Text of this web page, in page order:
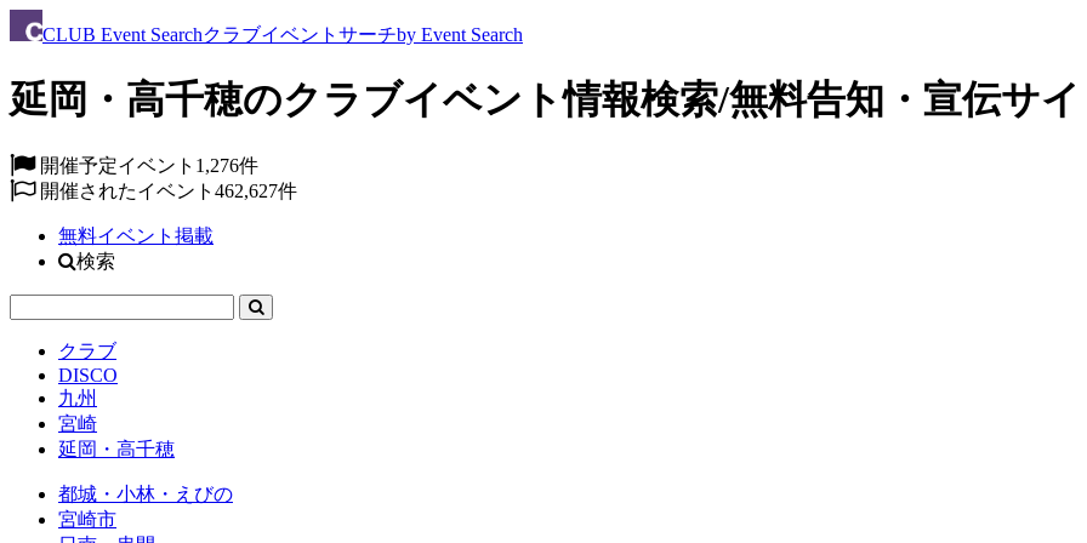
CLUB Event Searchクラブイベントサーチby Event Search
延岡・高千穂のクラブイベント情報検索/無料告知・宣伝サ
開催予定イベント 1,276件
開催されたイベント 462,627件
無料イベント掲載
検索
クラブ
DISCO
九州
宮崎
延岡・高千穂
都城・小林・えびの
宮崎市